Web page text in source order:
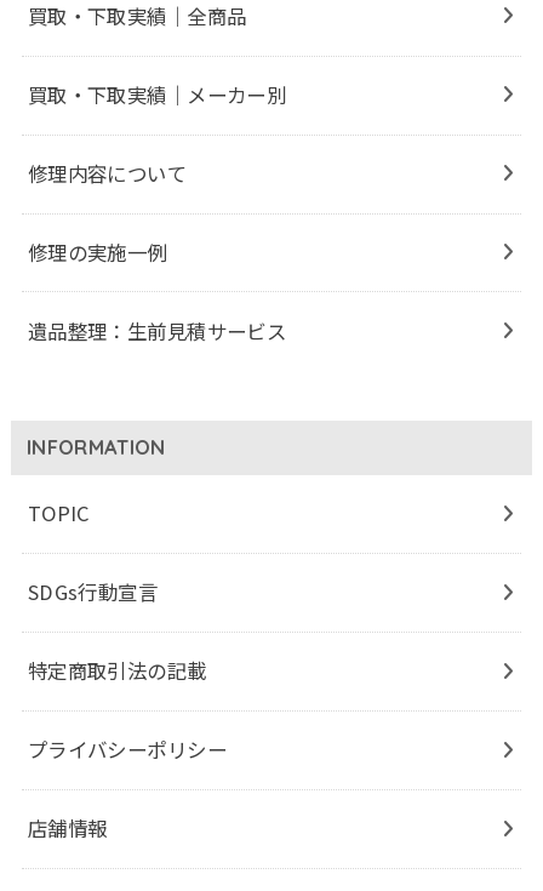
買取・下取実績｜全商品
買取・下取実績｜メーカー別
修理内容について
修理の実施一例
遺品整理：生前見積サービス
INFORMATION
TOPIC
SDGs行動宣言
特定商取引法の記載
プライバシーポリシー
店舗情報